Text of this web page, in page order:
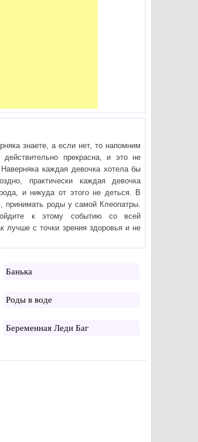
знаете, а если нет, то напомним
прекрасна, и это не
каждая девочка хотела бы
практически каждая девочка
и никуда от этого не деться. В
принимать роды у самой Клеопатры.
к этому событию со всей
лучше с точки зрения здоровья и не
Банька
Роды в воде
Беременная Леди Баг